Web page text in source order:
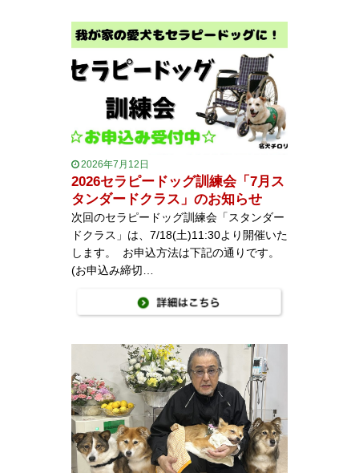
2026年7月12日
2026セラピードッグ訓練会「7月ス
タンダードクラス」のお知らせ
次回のセラピードッグ訓練会「スタンダー
ドクラス」は、7/18(土)11:30より開催いた
します。 お申込方法は下記の通りです。
(お申込み締切…